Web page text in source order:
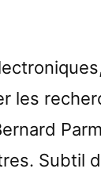
les
Subtil